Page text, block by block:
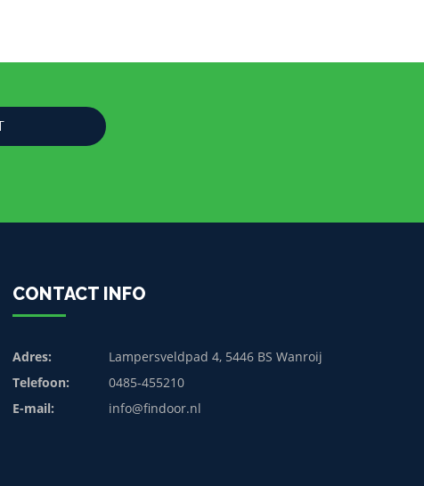
CONTACT INFO
Adres:
Lampersveldpad 4, 5446 BS Wanroij
Telefoon:
0485-455210
E-mail:
info@findoor.nl